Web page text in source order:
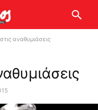
αναθυμιάσεις